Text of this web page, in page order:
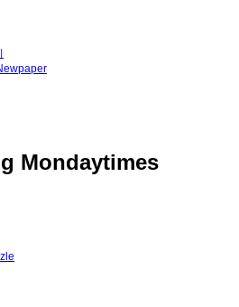
Mondaytimes